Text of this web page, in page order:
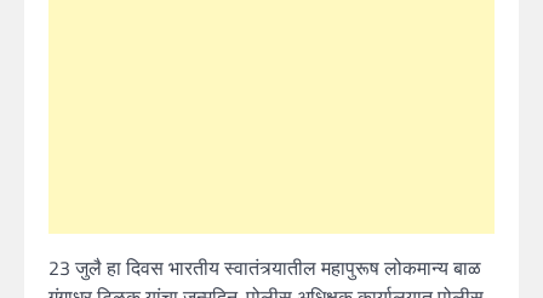
23 जुलै हा दिवस भारतीय स्वातंत्र्यातील महापुरूष लोकमान्य बाळ